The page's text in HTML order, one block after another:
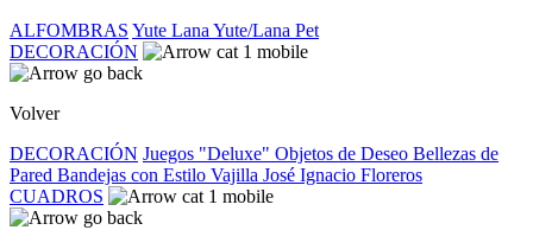
ALFOMBRAS Yute Lana Yute/Lana Pet
DECORACIÓN
Volver
DECORACIÓN Juegos "Deluxe" Objetos de Deseo Bellezas de
Pared Bandejas con Estilo Vajilla José Ignacio Floreros
CUADROS